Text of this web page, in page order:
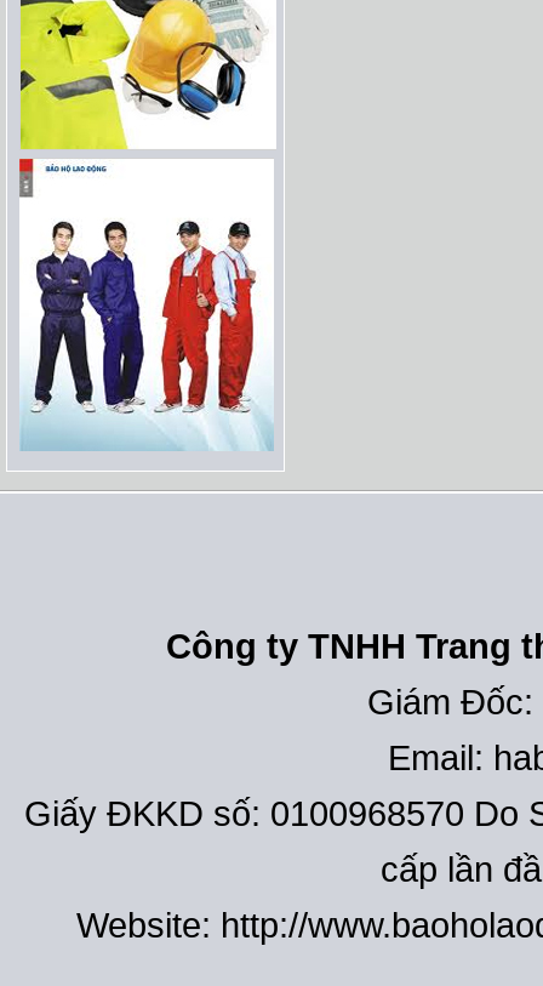
Công ty TNHH Trang
Giám Đốc:
Email:
Giấy ĐKKD số: 0100968570 Do
cấp lần
Website: http://